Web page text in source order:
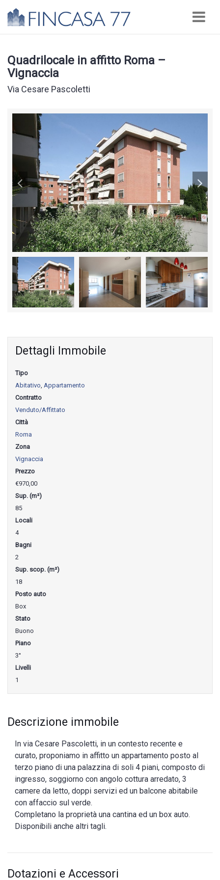
Quadrilocale in affitto Roma –
Vignaccia
Via Cesare Pascoletti
Dettagli Immobile
Tipo
Abitativo Appartamento
Contratto
Venduto/Affittato
Città
Roma
Zona
Vignaccia
Prezzo
€970,00
Sup. (m²)
85
Locali
4
Bagni
2
Sup. scop. (m²)
18
Posto auto
Box
Stato
Buono
Piano
3°
Livelli
1
Descrizione immobile
In via Cesare Pascoletti, in un contesto recente e
curato, proponiamo in affitto un appartamento posto al
terzo piano di una palazzina di soli 4 piani, composto di
ingresso, soggiorno con angolo cottura arredato, 3
camere da letto, doppi servizi ed un balcone abitabile
con affaccio sul verde.
Completano la proprietà una cantina ed un box auto.
Disponibili anche altri tagli.
Dotazioni e Accessori